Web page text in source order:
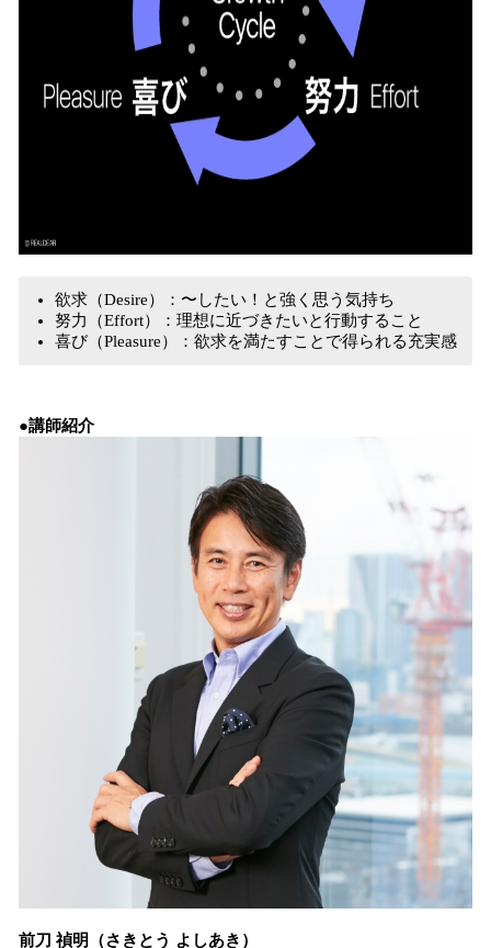
欲求（Desire）：〜したい！と強く思う気持ち
努力（Effort）：理想に近づきたいと行動すること
喜び（Pleasure）：欲求を満たすことで得られる充実感
●講師紹介
前刀 禎明（さきとう よしあき）